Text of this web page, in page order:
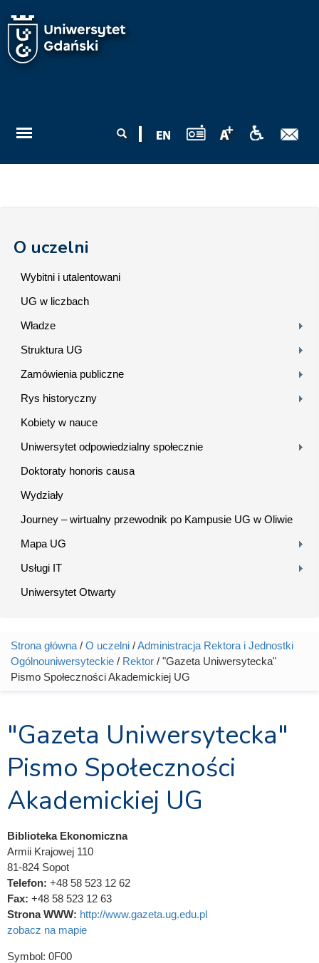
wyszukiwania
O uczelni
Wybitni i utalentowani
UG w liczbach
Władze
Struktura UG
Zamówienia publiczne
Rys historyczny
Kobiety w nauce
Uniwersytet odpowiedzialny społecznie
Doktoraty honoris causa
Wydziały
Journey – wirtualny przewodnik po Kampusie UG w Oliwie
Mapa UG
Usługi IT
Uniwersytet Otwarty
Jesteś tutaj
Strona główna / O uczelni /Administracja Rektora i Jednostki
Ogólnouniwersyteckie / Rektor / "Gazeta Uniwersytecka"
Pismo Społeczności Akademickiej UG
"Gazeta Uniwersytecka"
Pismo Społeczności
Akademickiej UG
Biblioteka Ekonomiczna
Armii Krajowej 110
81-824 Sopot
Telefon: +48 58 523 12 62
Fax: +48 58 523 12 63
Strona WWW: http://www.gazeta.ug.edu.pl
zobacz na mapie
Symbol: 0F00